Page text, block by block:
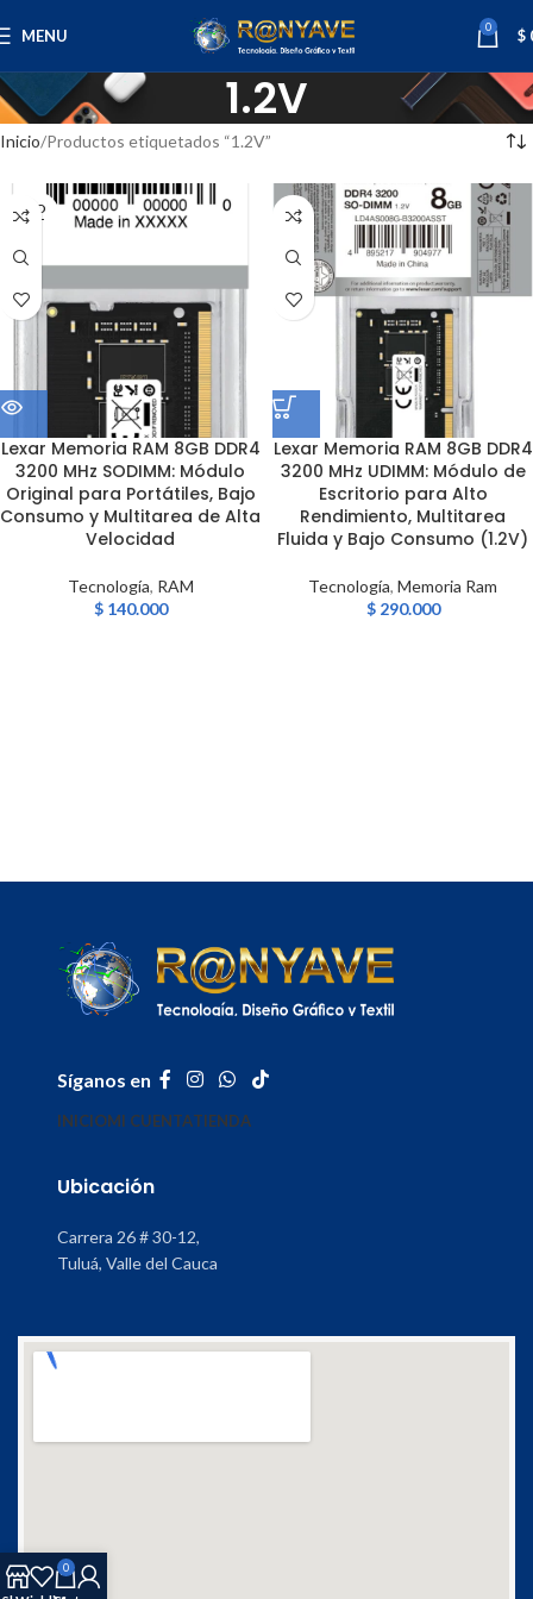
MENU 0 $
1.2V
Inicio Productos etiquetados “1.2V”
SOLD
OUT
Lexar Memoria RAM 8GB DDR4
3200 MHz SODIMM: Módulo
Original para Portátiles, Bajo
Consumo y Multitarea de Alta
Velocidad
Tecnología, RAM
$140.000
Lexar Memoria RAM 8GB DDR4
3200 MHz UDIMM: Módulo de
Escritorio para Alto
Rendimiento, Multitarea
Fluida y Bajo Consumo (1.2V)
Tecnología, Memoria Ram
$290.000
Síganos en
INICIOMI CUENTATIENDA
Ubicación
Carrera 26 # 30-12,
Tuluá, Valle del Cauca
0